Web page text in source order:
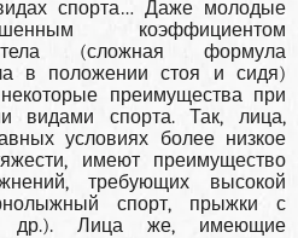
спорта… Даже молодые
коэффициентом
тела (сложная формула
в положении стоя и сидя)
преимущества при
видами спорта. Так, лица,
условиях более низкое
имеют преимущество
требующих высокой
спорт, прыжки с
др.). Лица же, имеющие